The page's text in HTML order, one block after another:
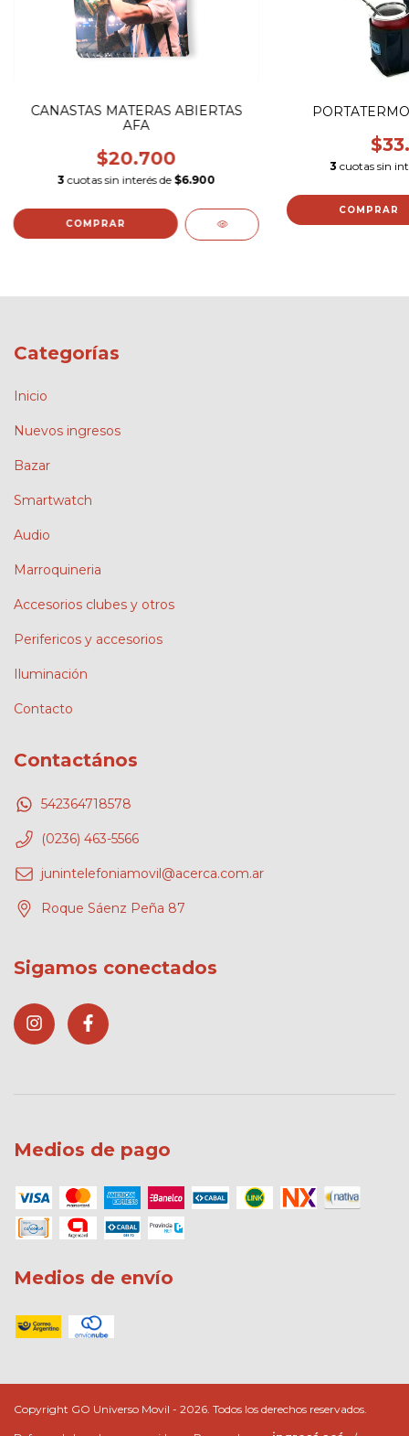
CANASTAS MATERAS ABIERTAS
AFA
$20.700
3 cuotas sin interés de $6.900
COMPRAR
3 cuotas sin
Categorías
Inicio
Nuevos ingresos
Bazar
Smartwatch
Audio
Marroquineria
Accesorios clubes y otros
Perifericos y accesorios
Iluminación
Contacto
Contactános
542364718578
(0236) 463-5566
junintelefoniamovil@acerca.com.ar
Roque Sáenz Peña 87
Sigamos conectados
Medios de pago
Medios de envío
Copyright GO Universo Movil - 2026. Todos los derechos reservados.